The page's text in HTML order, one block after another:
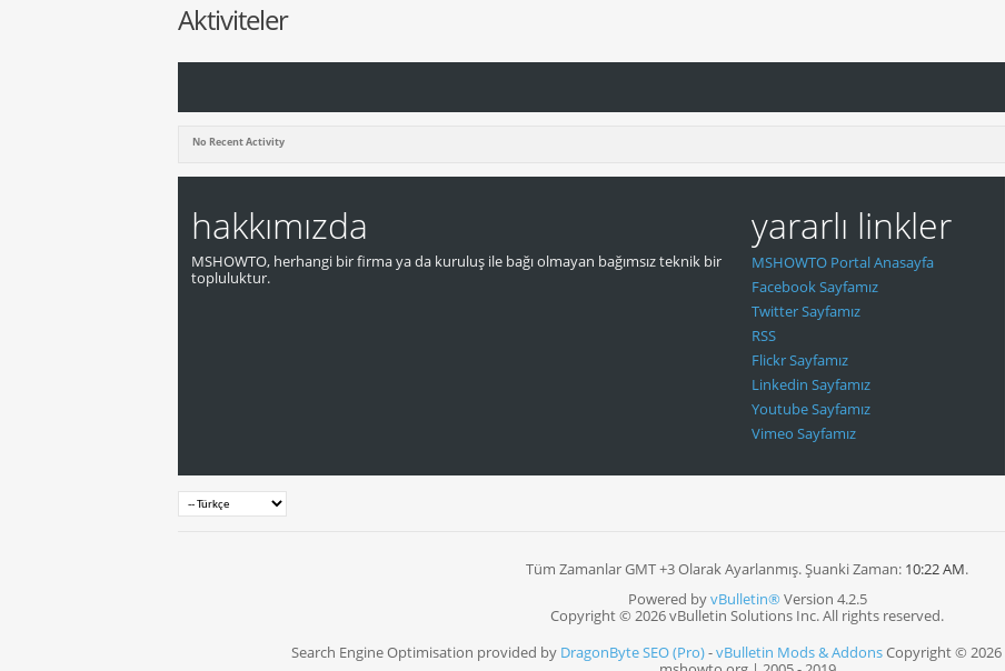
Aktiviteler
No Recent Activity
hakkımızda
MSHOWTO, herhangi bir firma ya da kuruluş ile bağı olmayan bağımsız teknik bir
topluluktur.
yararlı linkler
MSHOWTO Portal Anasayfa
Facebook Sayfamız
Twitter Sayfamız
RSS
Flickr Sayfamız
Linkedin Sayfamız
Youtube Sayfamız
Vimeo Sayfamız
Tüm Zamanlar GMT +3 Olarak Ayarlanmış. Şuanki Zaman: 10:22 AM.
Powered byvBulletin®Version 4.2.5
Copyright © 2026 vBulletin Solutions Inc. All rights reserved.
Search Engine Optimisation provided by DragonByte SEO (Pro)-vBulletin Mods & AddonsCopyright © 2026